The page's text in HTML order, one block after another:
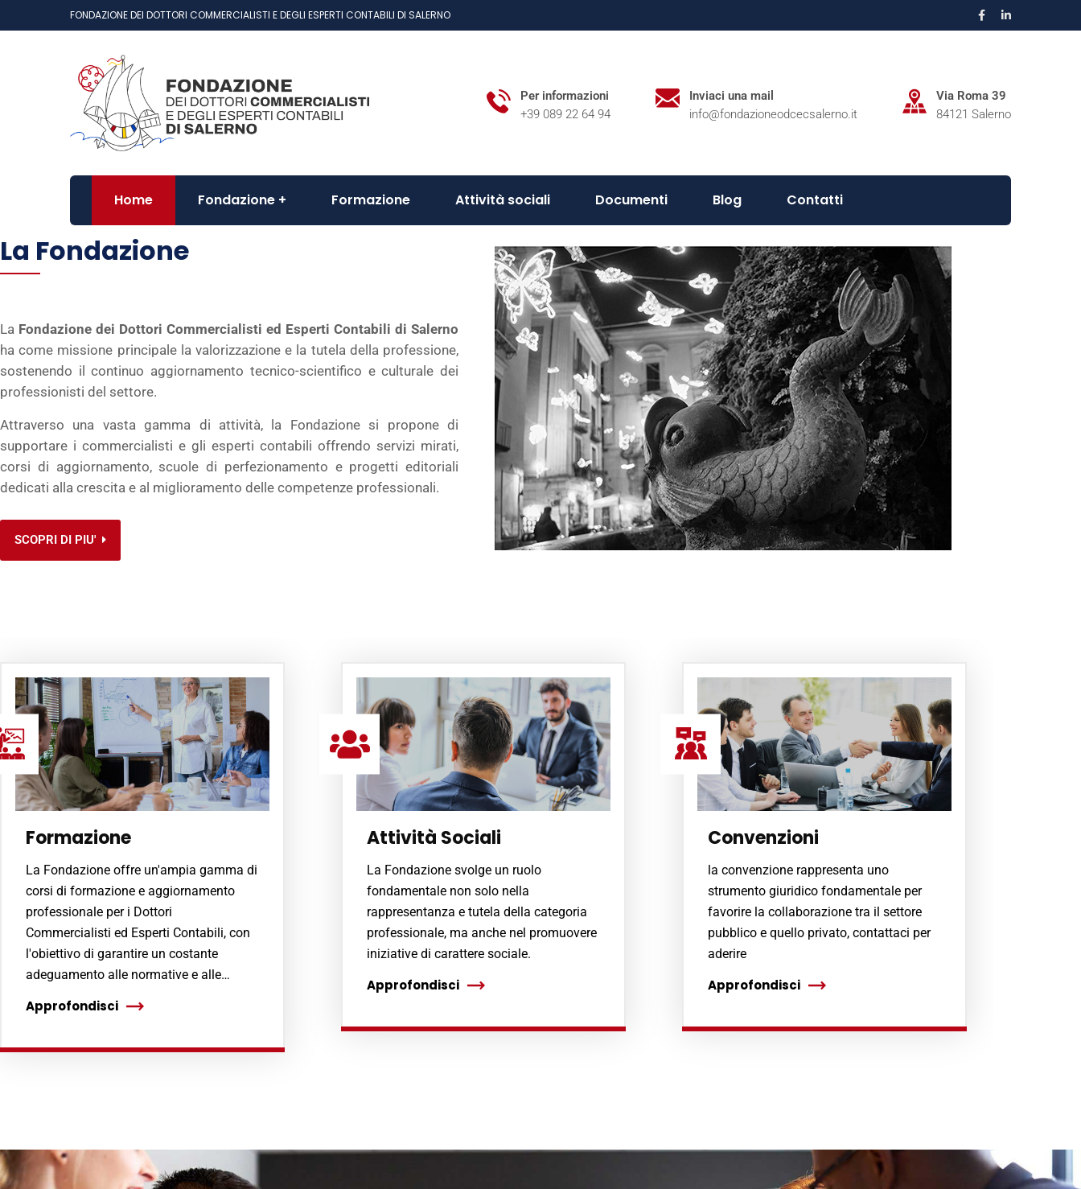
FONDAZIONE DEI DOTTORI COMMERCIALISTI E DEGLI ESPERTI CONTABILI DI SALERNO
Per informazioni
+39 089 22 64 94
Inviaci una mail
info@fondazioneodcecsalerno.it
Via Roma 39
84121 Salerno
Home Fondazione Formazione Attività sociali Documenti Blog Contatti
La Fondazione
La Fondazione dei Dottori Commercialisti ed Esperti Contabili di Salerno
ha come missione principale la valorizzazione e la tutela della professione,
sostenendo il continuo aggiornamento tecnico-scientifico e culturale dei
professionisti del settore.
Attraverso una vasta gamma di attività, la Fondazione si propone di
supportare i commercialisti e gli esperti contabili offrendo servizi mirati,
corsi di aggiornamento, scuole di perfezionamento e progetti editoriali
dedicati alla crescita e al miglioramento delle competenze professionali.
SCOPRI DI PIU'
Formazione
La Fondazione offre un'ampia gamma di
corsi di formazione e aggiornamento
professionale per i Dottori
Commercialisti ed Esperti Contabili, con
l'obiettivo di garantire un costante
adeguamento alle normative e alle…
Approfondisci
Attività Sociali
La Fondazione svolge un ruolo
fondamentale non solo nella
rappresentanza e tutela della categoria
professionale, ma anche nel promuovere
iniziative di carattere sociale.
Approfondisci
Convenzioni
la convenzione rappresenta uno
strumento giuridico fondamentale per
favorire la collaborazione tra il settore
pubblico e quello privato, contattaci per
aderire
Approfondisci